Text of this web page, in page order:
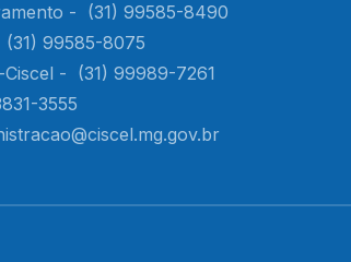
-
(31) 99585-8490
(31) 99585-8075
Ciscel - (31) 99989-7261
3555